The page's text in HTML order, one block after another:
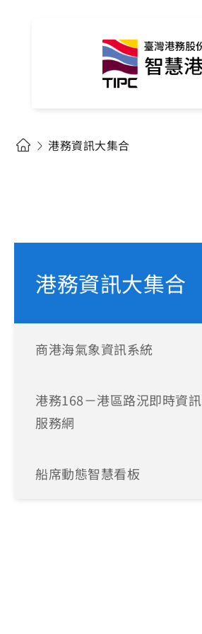
港務資訊大集合
港務資訊大集合
商港海氣象資訊系統
港務168－港區路況即時資訊
服務網
船席動態智慧看板